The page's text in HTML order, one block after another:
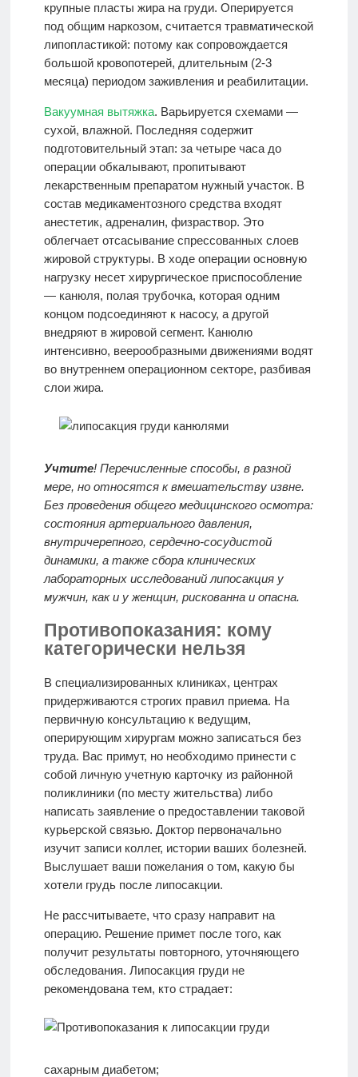
крупные пласты жира на груди. Оперируется
под общим наркозом, считается травматической
липопластикой: потому как сопровождается
большой кровопотерей, длительным (2-3
месяца) периодом заживления и реабилитации.
Вакуумная вытяжка. Варьируется схемами —
сухой, влажной. Последняя содержит
подготовительный этап: за четыре часа до
операции обкалывают, пропитывают
лекарственным препаратом нужный участок. В
состав медикаментозного средства входят
анестетик, адреналин, физраствор. Это
облегчает отсасывание спрессованных слоев
жировой структуры. В ходе операции основную
нагрузку несет хирургическое приспособление
— канюля, полая трубочка, которая одним
концом подсоединяют к насосу, а другой
внедряют в жировой сегмент. Канюлю
интенсивно, веерообразными движениями водят
во внутреннем операционном секторе, разбивая
слои жира.
Учтите! Перечисленные способы, в разной
мере, но относятся к вмешательству извне.
Без проведения общего медицинского осмотра:
состояния артериального давления,
внутричерепного, сердечно-сосудистой
динамики, а также сбора клинических
лабораторных исследований липосакция у
мужчин, как и у женщин, рискованна и опасна.
Противопоказания: кому
категорически нельзя
В специализированных клиниках, центрах
придерживаются строгих правил приема. На
первичную консультацию к ведущим,
оперирующим хирургам можно записаться без
труда. Вас примут, но необходимо принести с
собой личную учетную карточку из районной
поликлиники (по месту жительства) либо
написать заявление о предоставлении таковой
курьерской связью. Доктор первоначально
изучит записи коллег, истории ваших болезней.
Выслушает ваши пожелания о том, какую бы
хотели грудь после липосакции.
Не рассчитываете, что сразу направит на
операцию. Решение примет после того, как
получит результаты повторного, уточняющего
обследования. Липосакция груди не
рекомендована тем, кто страдает:
сахарным диабетом;